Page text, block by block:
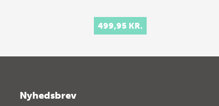
499,95 KR.
Nyhedsbrev